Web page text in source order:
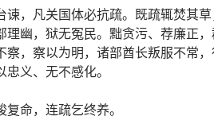
谏，凡关国体必抗疏。既疏辄焚其
理幽，狱无冤民。黜贪污、荐廉正
察，察以为明，诸部酋长叛服不常
忠义、无不感化。
复命，连疏乞终养。